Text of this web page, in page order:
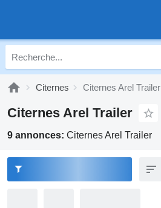
Citernes Citernes Arel Trailer
Citernes Arel Trailer
9 annonces: Citernes Arel Trailer